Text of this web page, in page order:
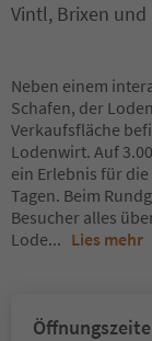
Vintl, Brixen
Neben einem
Schafen, der
Verkaufsfläche
Lodenwirt. Auf
ein Erlebnis für
Tagen. Beim
Besucher alles
Lode... Lies mehr